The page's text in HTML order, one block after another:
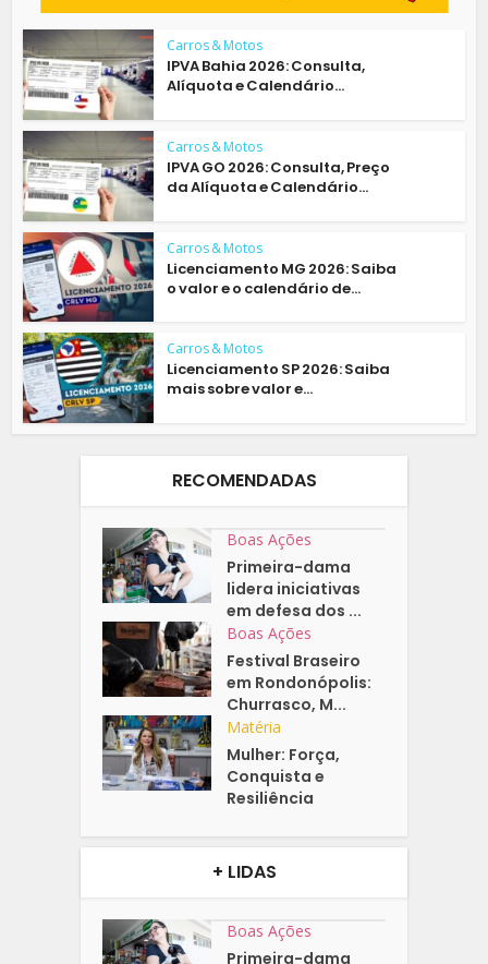
Carros & Motos
IPVA Bahia 2026: Consulta,
Alíquota e Calendário...
Carros & Motos
IPVA GO 2026: Consulta, Preço
da Alíquota e Calendário...
Carros & Motos
Licenciamento MG 2026: Saiba
o valor e o calendário de...
Carros & Motos
Licenciamento SP 2026: Saiba
mais sobre valor e...
RECOMENDADAS
Boas Ações
Primeira-dama
lidera iniciativas
em defesa dos ...
Boas Ações
Festival Braseiro
em Rondonópolis:
Churrasco, M...
Matéria
Mulher: Força,
Conquista e
Resiliência
+ LIDAS
Boas Ações
Primeira-dama